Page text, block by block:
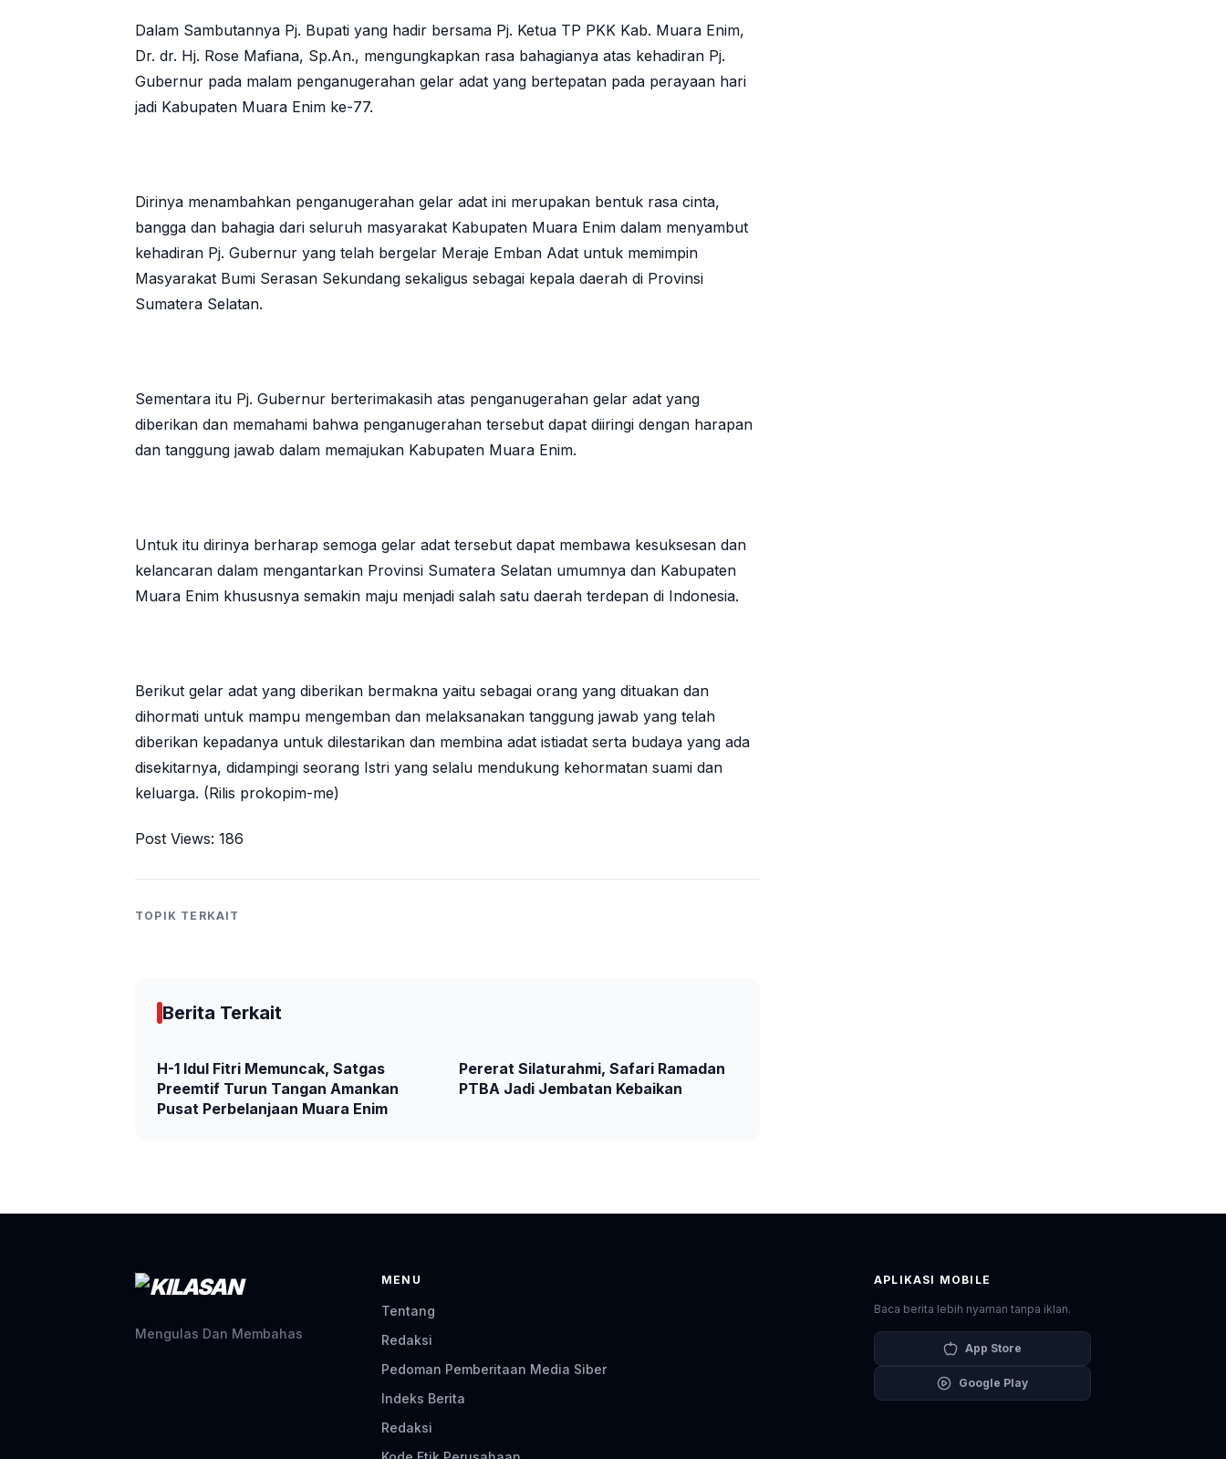
Dalam Sambutannya Pj. Bupati yang hadir bersama Pj. Ketua TP PKK Kab. Muara Enim,
Dr. dr. Hj. Rose Mafiana, Sp.An., mengungkapkan rasa bahagianya atas kehadiran Pj.
Gubernur pada malam penganugerahan gelar adat yang bertepatan pada perayaan hari
jadi Kabupaten Muara Enim ke-77.
Dirinya menambahkan penganugerahan gelar adat ini merupakan bentuk rasa cinta,
bangga dan bahagia dari seluruh masyarakat Kabupaten Muara Enim dalam menyambut
kehadiran Pj. Gubernur yang telah bergelar Meraje Emban Adat untuk memimpin
Masyarakat Bumi Serasan Sekundang sekaligus sebagai kepala daerah di Provinsi
Sumatera Selatan.
Sementara itu Pj. Gubernur berterimakasih atas penganugerahan gelar adat yang
diberikan dan memahami bahwa penganugerahan tersebut dapat diiringi dengan harapan
dan tanggung jawab dalam memajukan Kabupaten Muara Enim.
Untuk itu dirinya berharap semoga gelar adat tersebut dapat membawa kesuksesan dan
kelancaran dalam mengantarkan Provinsi Sumatera Selatan umumnya dan Kabupaten
Muara Enim khususnya semakin maju menjadi salah satu daerah terdepan di Indonesia.
Berikut gelar adat yang diberikan bermakna yaitu sebagai orang yang dituakan dan
dihormati untuk mampu mengemban dan melaksanakan tanggung jawab yang telah
diberikan kepadanya untuk dilestarikan dan membina adat istiadat serta budaya yang ada
disekitarnya, didampingi seorang Istri yang selalu mendukung kehormatan suami dan
keluarga. (Rilis prokopim-me)
Post Views: 186
TOPIK TERKAIT
Berita Terkait
H-1 Idul Fitri Memuncak, Satgas
Preemtif Turun Tangan Amankan
Pusat Perbelanjaan Muara Enim
Pererat Silaturahmi, Safari Ramadan
PTBA Jadi Jembatan Kebaikan
Mengulas Dan Membahas
MENU
Tentang
Redaksi
Pedoman Pemberitaan Media Siber
Indeks Berita
Redaksi
APLIKASI MOBILE
Baca berita lebih nyaman tanpa iklan.
App Store
Google Play